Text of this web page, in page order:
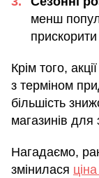
менш
Крім того,
з терміном
більшість
магазинів для
Нагадаємо,
змінилася